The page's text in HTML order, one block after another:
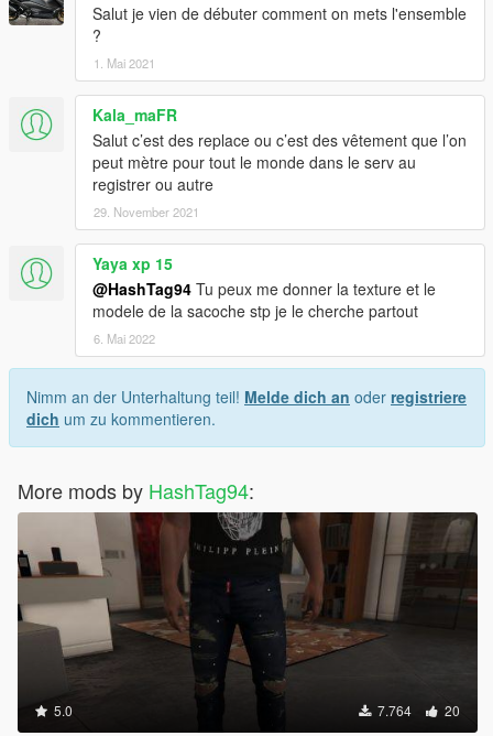
Salut je vien de débuter comment on mets l'ensemble
?
1. Mai 2021
Kala_maFR
Salut c’est des replace ou c’est des vêtement que l’on
peut mètre pour tout le monde dans le serv au
registrer ou autre
29. November 2021
Yaya xp 15
@HashTag94 Tu peux me donner la texture et le
modele de la sacoche stp je le cherche partout
6. Mai 2022
Nimm an der Unterhaltung teil! Melde dich an oder registriere
dich um zu kommentieren.
More mods by HashTag94:
5.0 7.764 20